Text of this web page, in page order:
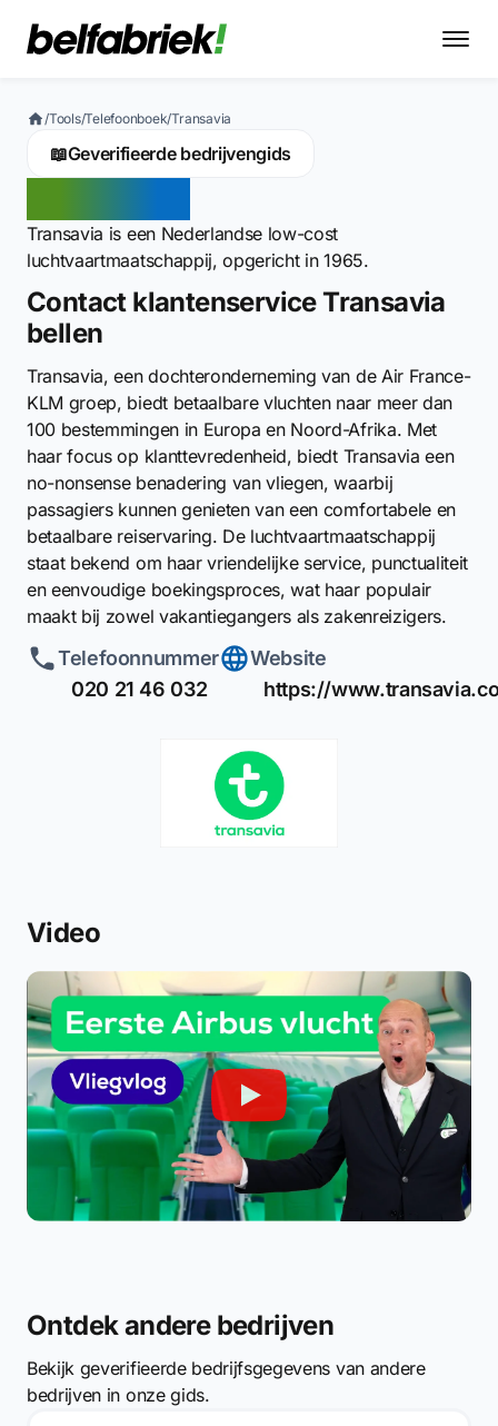
/Tools/Telefoonboek/Transavia
📖Geverifieerde bedrijvengids
Transavia is een Nederlandse low-cost
luchtvaartmaatschappij, opgericht in 1965.
Contact klantenservice Transavia
bellen
Transavia, een dochteronderneming van de Air France-
KLM groep, biedt betaalbare vluchten naar meer dan
100 bestemmingen in Europa en Noord-Afrika. Met
haar focus op klanttevredenheid, biedt Transavia een
no-nonsense benadering van vliegen, waarbij
passagiers kunnen genieten van een comfortabele en
betaalbare reiservaring. De luchtvaartmaatschappij
staat bekend om haar vriendelijke service, punctualiteit
en eenvoudige boekingsproces, wat haar populair
maakt bij zowel vakantiegangers als zakenreizigers.
Telefoonnummer
020 21 46 032
Website
https://
Video
Ontdek andere bedrijven
Bekijk geverifieerde bedrijfsgegevens van andere
bedrijven in onze gids.